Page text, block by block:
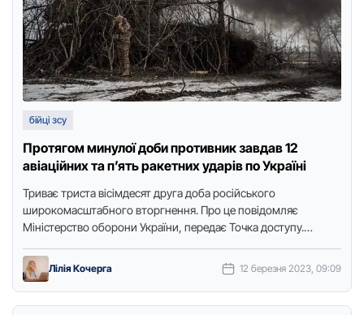
бійці зсу
Протягом минулої доби противник завдав 12
авіаційних та п’ять ракетних ударів по Україні
Триває триста вісімдесят друга доба російського
широкомасштабного вторгнення. Про це повідомляє
Міністерство оборони України, передає Точка доступу.
Лілія Кочерга 12 березня 2023, 09:09